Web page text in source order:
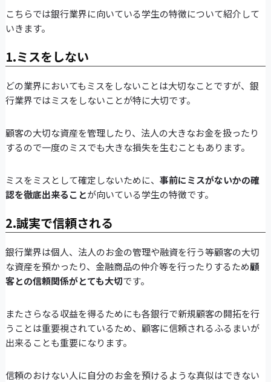
こちらでは銀行業界に向いている学生の特徴について紹介して
いきます。
1.ミスをしない
どの業界においてもミスをしないことは大切なことですが、銀
行業界ではミスをしないことが特に大切です。
顧客の大切な資産を管理したり、法人の大きなお金を扱ったり
するので一度のミスでも大きな損失を生むこともあります。
ミスをミスとして確定しないために、 事前にミスがないかの確
認を徹底出来ることが向いている学生の特徴です。
2.誠実で信頼される
銀行業界は個人、法人のお金の管理や融資を行う等顧客の大切
な資産を預かったり、金融商品の仲介等を行ったりするため顧
客との信頼関係がとても大切です。
またさらなる収益を得るためにも各銀行で新規顧客の開拓を行
うことは重要視されているため、顧客に信頼されるふるまいが
出来ることも重要になります。
信頼のおけない人に自分のお金を預けるような真似はできない